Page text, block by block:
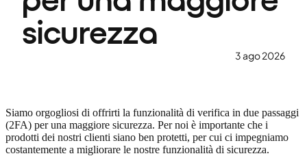
sicurezza
3 ago 2026
Siamo orgogliosi di offrirti la funzionalità di verifica in due passaggi
(2FA) per una maggiore sicurezza. Per noi è importante che i
prodotti dei nostri clienti siano ben protetti, per cui ci impegniamo
costantemente a migliorare le nostre funzionalità di sicurezza.